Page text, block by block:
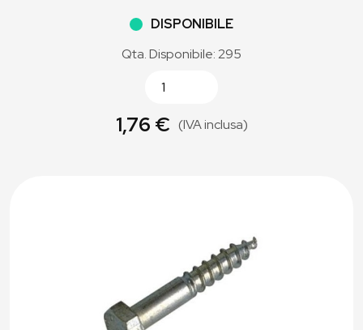
DISPONIBILE
Qta. Disponibile: 295
1,76 € (IVA inclusa)